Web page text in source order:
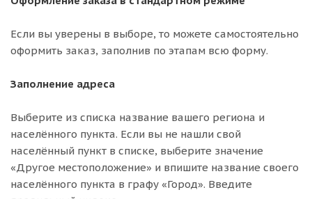
Если вы уверены в выборе, то можете самостоятельно
оформить заказ, заполнив по этапам всю форму.
Заполнение адреса
Выберите из списка название вашего региона и
населённого пункта. Если вы не нашли свой
населённый пункт в списке, выберите значение
«Другое местоположение» и впишите название своего
населённого пункта в графу «Город». Введите